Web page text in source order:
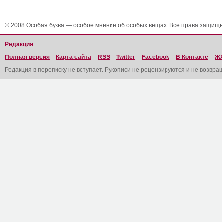
© 2008 Особая буква — особое мнение об особых вещах. Все права
Редакция
Полная версия
Карта сайта RSS Twitter Facebook В Контакте
Редакция в переписку не вступает. Рукописи не рецензируются и не